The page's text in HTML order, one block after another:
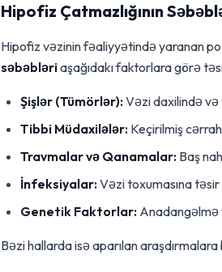
Hipofiz Çatmazlığının
Hipofiz vəzinin fəaliyyətində yaranan
səbəbləriaşağıdakı faktorlara görə
Şişlər (Tümörlər):Vəzi daxilində
Tibbi Müdaxilələr: Keçirilmiş
Travmalar və Qanamalar: Baş
İnfeksiyalar:Vəzi toxumasına
Genetik Faktorlar: Anadangəlmə
Bəzi hallarda isə aparılan